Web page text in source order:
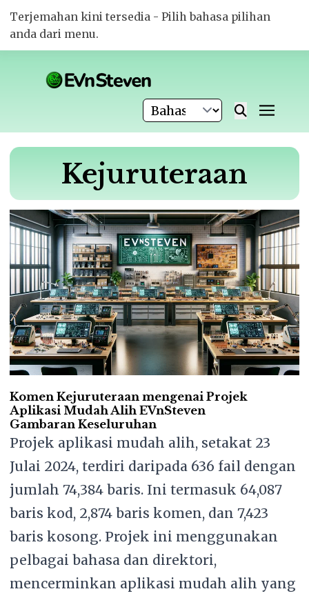
Terjemahan kini tersedia - Pilih bahasa pilihan
anda dari menu.
Kejuruteraan
Komen Kejuruteraan mengenai Projek
Aplikasi Mudah Alih EVnSteven
Gambaran Keseluruhan
Projek aplikasi mudah alih, setakat 23
Julai 2024, terdiri daripada 636 fail dengan
jumlah 74,384 baris. Ini termasuk 64,087
baris kod, 2,874 baris komen, dan 7,423
baris kosong. Projek ini menggunakan
pelbagai bahasa dan direktori,
mencerminkan aplikasi mudah alih yang